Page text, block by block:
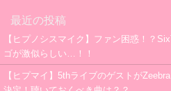
最近の投稿
【ヒプノシスマイク】ファン困惑！？
ゴが激似らしい…！！
【ヒプマイ】5thライブのゲストが